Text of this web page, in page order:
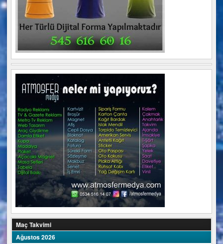
Maç Takvimi
Ağustos 2026